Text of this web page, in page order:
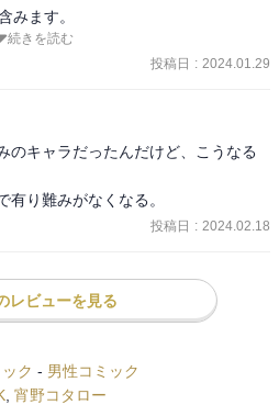
みます。
な誘惑を受ける翔太だったが、それ
ぎなかった。そしてカレンの口から
園の女子たちが次々に制服を脱ぎ
む怜人にも驚きの報せが届く…!
・‥…━━━☆
定です。
続きを読む
投稿日 : 2024.01.29
のキャラだったんだけど、こうなる
投稿日 : 2024.02.18
レビューを見る
ク - 男性コミック
宵野コタロー